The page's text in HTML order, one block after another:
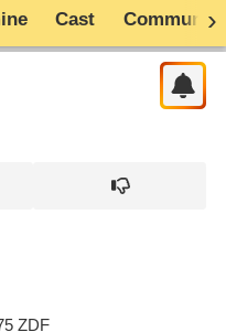
Cast Community
ZDF